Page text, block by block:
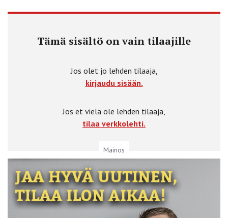
Tämä sisältö on vain tilaajille
Jos olet jo lehden tilaaja,
kirjaudu sisään.
Jos et vielä ole lehden tilaaja,
tilaa verkkolehti.
Mainos